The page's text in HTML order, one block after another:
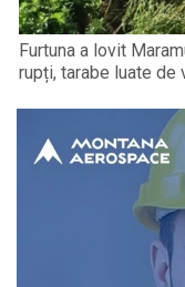
Furtuna a lovit
rupți, tarabe luate